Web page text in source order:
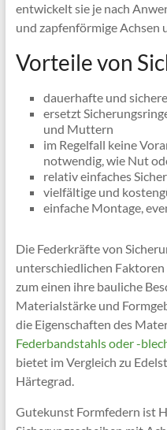
entwickelt sie je nach
und zapfenförmige Achsen
Vorteile von
dauerhafte und
ersetzt
und Muttern
im Regelfall keine
notwendig, wie Nut
relativ einfaches
vielfältige und
einfache Montage,
Die Federkräfte von
unterschiedlichen
zum einen ihre bauliche
Materialstärke und
die Eigenschaften des
Federbandstahls oder -
bietet im Vergleich zu
Härtegrad.
Gutekunst Formfedern ist